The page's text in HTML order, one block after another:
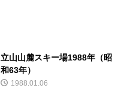
立山山麓スキー場1988年（昭
和63年）
1988.01.06